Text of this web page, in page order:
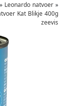
Leonardo natvoer»
Kat Blikje 400g
zeevis